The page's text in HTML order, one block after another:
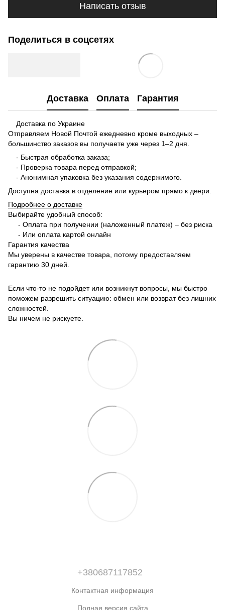
Написать отзыв
Поделиться в соцсетях
Доставка Оплата Гарантия
Доставка по Украине
Отправляем Новой Почтой ежедневно кроме выходных –
большинство заказов вы получаете уже через 1–2 дня.
- Быстрая обработка заказа;
- Проверка товара перед отправкой;
- Анонимная упаковка без указания содержимого.
Доступна доставка в отделение или курьером прямо к двери.
Подробнее о доставке
Выбирайте удобный способ:
- Оплата при получении (наложенный платеж) – без риска
- Или оплата картой онлайн
Гарантия качества
Мы уверены в качестве товара, потому предоставляем
гарантию 30 дней.
Если что-то не подойдет или возникнут вопросы, мы быстро
поможем разрешить ситуацию: обмен или возврат без лишних
сложностей.
Вы ничем не рискуете.
+380687117852
Контактная информация
Полная версия сайта